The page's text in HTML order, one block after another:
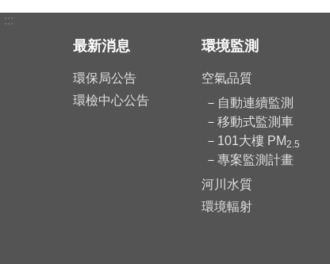
:::
最新消息
環保局公告
環檢中心公告
環境監測
空氣品質
自動連續監測
移動式監測車
101大樓 PM2.5
專案監測計畫
河川水質
環境輻射